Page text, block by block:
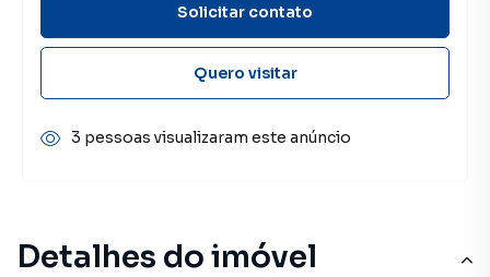
Detalhes do imóvel
Solicitar contato
Quero visitar
3 pessoas visualizaram este anúncio